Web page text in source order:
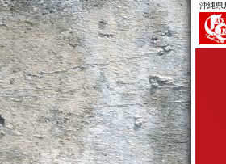
沖縄県